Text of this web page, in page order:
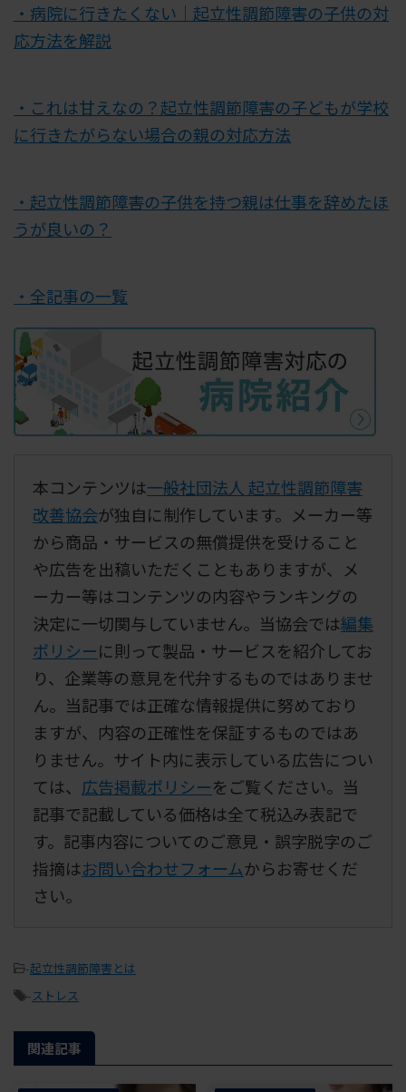
・病院に行きたくない｜起立性調節障害の子供の対
応方法を解説
・これは甘えなの？起立性調節障害の子どもが学校
に行きたがらない場合の親の対応方法
・起立性調節障害の子供を持つ親は仕事を辞めたほ
うが良いの？
・全記事の一覧
本コンテンツは一般社団法人 起立性調節障害
改善協会が独自に制作しています。メーカー等
から商品・サービスの無償提供を受けること
や広告を出稿いただくこともありますが、メ
ーカー等はコンテンツの内容やランキングの
決定に一切関与していません。当協会では編集
ポリシーに則って製品・サービスを紹介してお
り、企業等の意見を代弁するものではありませ
ん。当記事では正確な情報提供に努めており
ますが、内容の正確性を保証するものではあ
りません。サイト内に表示している広告につい
ては、 広告掲載ポリシーをご覧ください。当
記事で記載している価格は全て税込み表記で
す。記事内容についてのご意見・誤字脱字のご
指摘はお問い合わせフォームからお寄せくだ
さい。
-起立性調節障害とは
-ストレス
関連記事